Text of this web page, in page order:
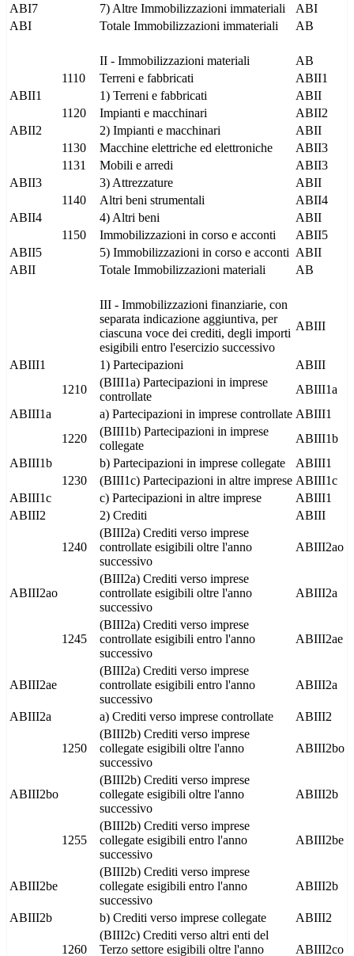
ABI7
7) Altre Immobilizzazioni immateriali
ABI
ABI
Totale Immobilizzazioni immateriali AB
II - Immobilizzazioni materiali
AB
1110
Terreni e fabbricati
ABII1
ABII1
1) Terreni e fabbricati
ABII
1120
Impianti e macchinari
ABII2
ABII2
2) Impianti e macchinari
ABII
1130
Macchine elettriche ed elettroniche
ABII3
1131
Mobili e arredi
ABII3
ABII3
3) Attrezzature
ABII
1140
Altri beni strumentali
ABII4
ABII4
4) Altri beni
ABII
1150
Immobilizzazioni in corso e acconti
ABII5
ABII5
5) Immobilizzazioni in corso e acconti ABII
ABII
Totale Immobilizzazioni materiali AB
III - Immobilizzazioni finanziarie, con
separata indicazione aggiuntiva, per
ciascuna voce dei crediti, degli importi
esigibili entro l'esercizio successivo
ABIII
ABIII1 1) Partecipazioni
ABIII
1210
(BIII1a) Partecipazioni in imprese
controllate
ABIII1a
ABIII1a
a) Partecipazioni in imprese controllate ABIII1
1220
(BIII1b) Partecipazioni in imprese
collegate
ABIII1b
ABIII1b
b) Partecipazioni in imprese collegate
ABIII1
1230
(BIII1c) Partecipazioni in altre imprese ABIII1c
ABIII1c
c) Partecipazioni in altre imprese
ABIII1
ABIII2
2) Crediti ABIII
1240
(BIII2a) Crediti verso imprese
controllate esigibili oltre l'anno
successivo
ABIII2ao
ABIII2ao
(BIII2a) Crediti verso imprese
controllate esigibili oltre l'anno
successivo
ABIII2a
1245
(BIII2a) Crediti verso imprese
controllate esigibili entro l'anno
successivo
ABIII2ae
ABIII2ae
(BIII2a) Crediti verso imprese
controllate esigibili entro l'anno
successivo
ABIII2a
ABIII2a a) Crediti verso imprese controllate ABIII2
1250
(BIII2b) Crediti verso imprese
collegate esigibili oltre l'anno
successivo
ABIII2bo
ABIII2bo
(BIII2b) Crediti verso imprese
collegate esigibili oltre l'anno
successivo
ABIII2b
1255
(BIII2b) Crediti verso imprese
collegate esigibili entro l'anno
successivo
ABIII2be
ABIII2be
(BIII2b) Crediti verso imprese
collegate esigibili entro l'anno
successivo
ABIII2b
ABIII2b b) Crediti verso imprese collegate ABIII2
1260
(BIII2c) Crediti verso altri enti del
Terzo settore esigibili oltre l'anno
ABIII2co